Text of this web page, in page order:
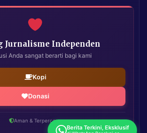
Jurnalisme Independen
Anda sangat berarti bagi kami
Kopi
Donasi
Aman & Terpercaya
Berita Terkini, Eksklusif